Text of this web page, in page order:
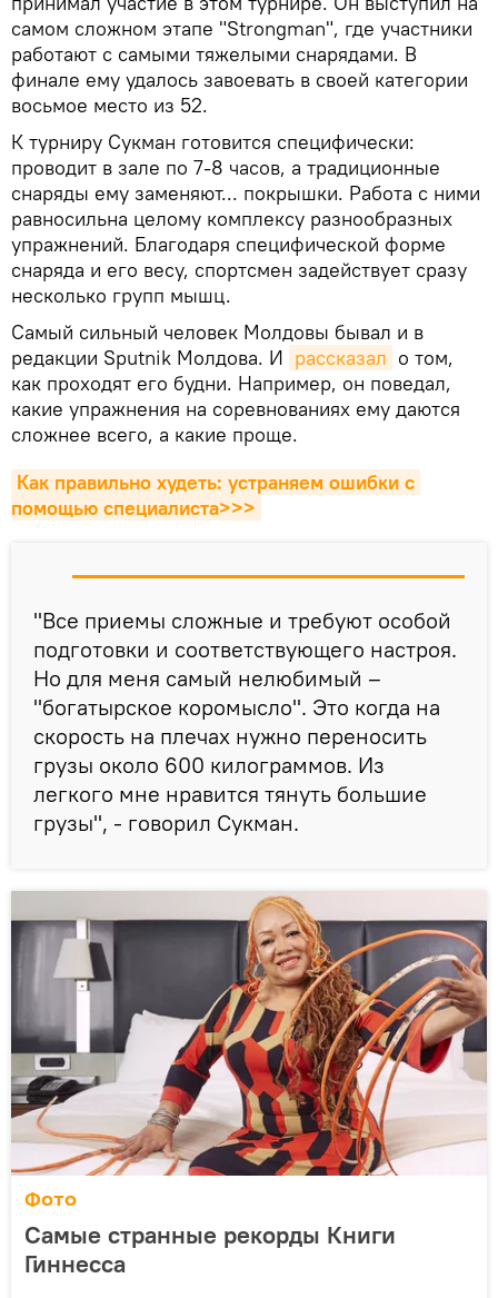
самом сложном этапе "Strongman", где участники
работают с самыми тяжелыми снарядами. В
финале ему удалось завоевать в своей категории
восьмое место из 52.
К турниру Сукман готовится специфически:
проводит в зале по 7-8 часов, а традиционные
снаряды ему заменяют... покрышки. Работа с ними
равносильна целому комплексу разнообразных
упражнений. Благодаря специфической форме
снаряда и его весу, спортсмен задействует сразу
несколько групп мышц.
Самый сильный человек Молдовы бывал и в
редакции Sputnik Молдова. И рассказал о том,
как проходят его будни. Например, он поведал,
какие упражнения на соревнованиях ему даются
сложнее всего, а какие проще.
Как правильно худеть: устраняем ошибки с
помощью специалиста>>>
"Все приемы сложные и требуют особой
подготовки и соответствующего настроя.
Но для меня самый нелюбимый –
"богатырское коромысло". Это когда на
скорость на плечах нужно переносить
грузы около 600 килограммов. Из
легкого мне нравится тянуть большие
грузы", - говорил Сукман.
Фото
Самые странные рекорды Книги
Гиннесса